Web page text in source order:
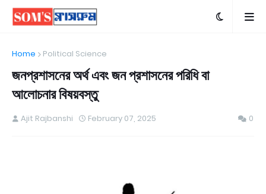
Home Political Science
জনপ্রশাসনের অর্থ এবং জন প্রশাসনের পরিধি বা
আলোচনার বিষয়বস্তু
Ajit Rajbanshi February 07, 2025 0